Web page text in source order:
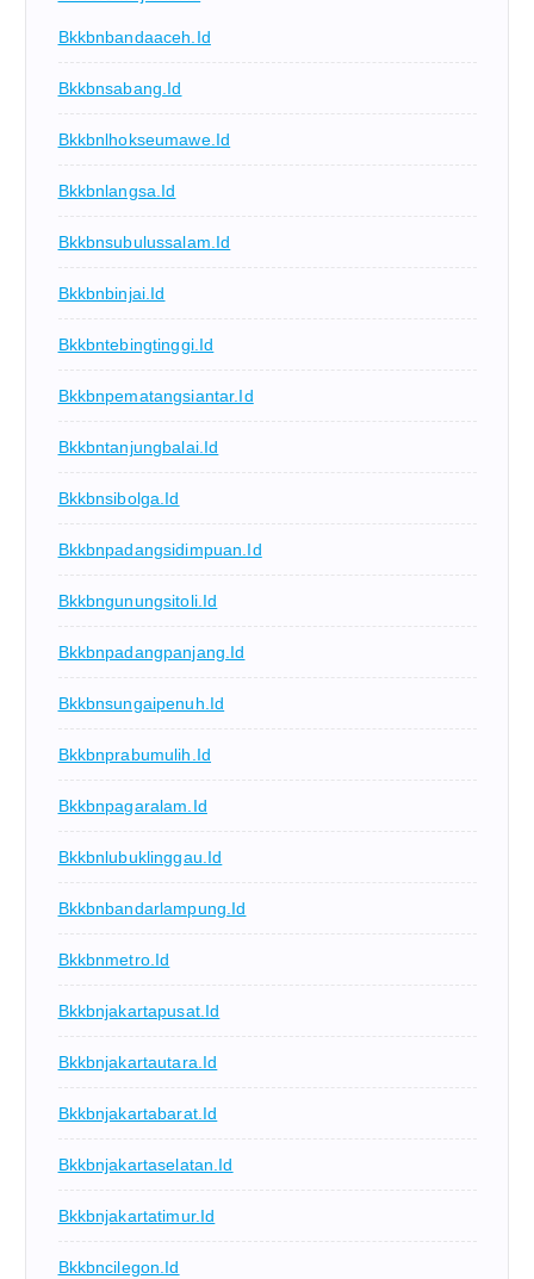
Bkkbnbandaaceh.id
Bkkbnsabang.id
Bkkbnlhokseumawe.id
Bkkbnlangsa.id
Bkkbnsubulussalam.id
Bkkbnbinjai.id
Bkkbntebingtinggi.id
Bkkbnpematangsiantar.id
Bkkbntanjungbalai.id
Bkkbnsibolga.id
Bkkbnpadangsidimpuan.id
Bkkbngunungsitoli.id
Bkkbnpadangpanjang.id
Bkkbnsungaipenuh.id
Bkkbnprabumulih.id
Bkkbnpagaralam.id
Bkkbnlubuklinggau.id
Bkkbnbandarlampung.id
Bkkbnmetro.id
Bkkbnjakartapusat.id
Bkkbnjakartautara.id
Bkkbnjakartabarat.id
Bkkbnjakartaselatan.id
Bkkbnjakartatimur.id
Bkkbncilegon.id